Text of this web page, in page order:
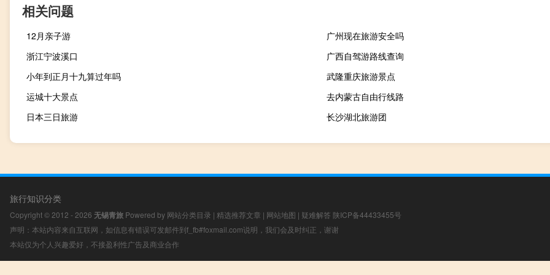
相关问题
12月亲子游
广州现在旅游安全吗
浙江宁波溪口
广西自驾游路线查询
小年到正月十九算过年吗
武隆重庆旅游景点
运城十大景点
去内蒙古自由行线路
日本三日旅游
长沙湖北旅游团
旅行知识分类
Copyright © 2012 - 2026 无锡青旅 Powered by 网站分类目录 | 精选推荐文章 | 网站地图 | 疑难解答 陕ICP备44433455号
声明：本站内容来自互联网，如信息有错误可发邮件到f_fb#foxmail.com说明，我们会及时纠正，谢谢
本站仅为个人兴趣爱好，不接盈利性广告及商业合作